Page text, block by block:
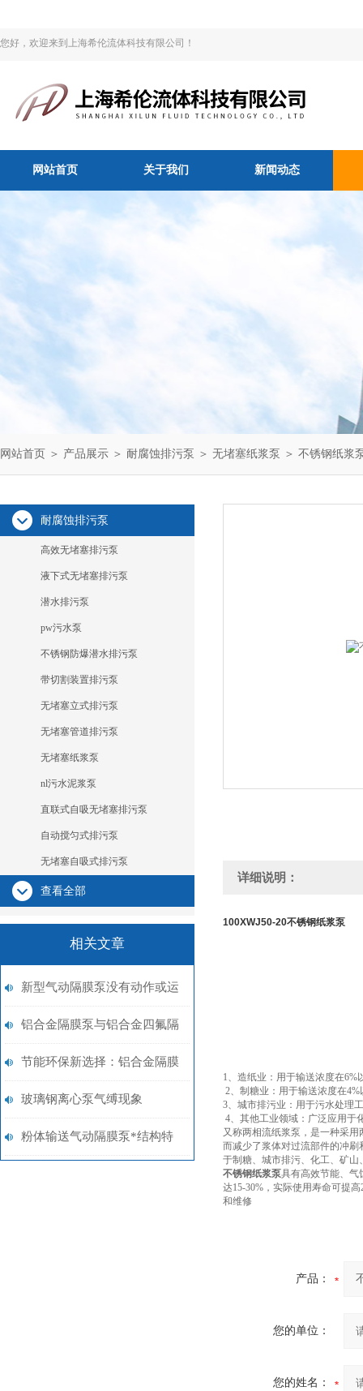
您好，欢迎来到上海希伦流体科技有限公司！
网站首页 关于我们 新闻动态
网站首页 ＞ 产品展示 ＞ 耐腐蚀排污泵 ＞ 无堵塞纸浆泵 ＞ 不锈钢纸浆
耐腐蚀排污泵
高效无堵塞排污泵
液下式无堵塞排污泵
潜水排污泵
pw污水泵
不锈钢防爆潜水排污泵
带切割装置排污泵
无堵塞立式排污泵
无堵塞管道排污泵
无堵塞纸浆泵
nl污水泥浆泵
直联式自吸无堵塞排污泵
自动搅匀式排污泵
无堵塞自吸式排污泵
查看全部
相关文章
新型气动隔膜泵没有动作或运
作很慢
铝合金隔膜泵与铝合金四氟隔
膜泵区别
节能环保新选择：铝合金隔膜
泵在化工行业的应用探析
玻璃钢离心泵气缚现象
粉体输送气动隔膜泵*结构特
详细说明：
100XWJ50-20不锈钢纸浆泵
1、造纸业：用于输送浓度在
2、制糖业：用于输送浓度在
3、城市排污业：用于污水处理
4、其他工业领域：广泛应用于
又称两相流纸浆泵，是一种采
而减少了浆体对过流部件的冲
于制糖、城市排污、化工、矿
不锈钢纸浆泵具有高效节能、气
达15-30%，实际使用寿命可提
和维修
产品：
您的单位：
您的姓名：